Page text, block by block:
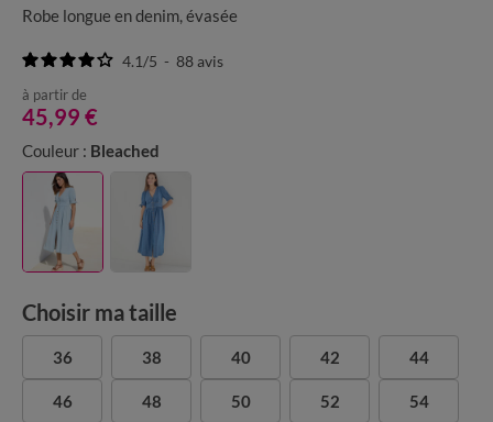
Robe longue en denim, évasée
4.1/5 - 88avis
à partir de
45,99 €
Couleur : Bleached
Choisir ma taille
36 38 40 42 44
46 48 50 52 54